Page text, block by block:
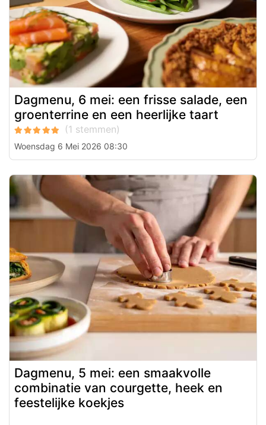
Dagmenu, 6 mei: een frisse salade, een
groenterrine en een heerlijke taart
Woensdag 6 Mei 2026 08:30
Dagmenu, 5 mei: een smaakvolle
combinatie van courgette, heek en
feestelijke koekjes